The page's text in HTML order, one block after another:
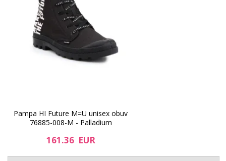
Pampa HI Future M=U unisex obuv
76885-008-M - Palladium
161.36 EUR